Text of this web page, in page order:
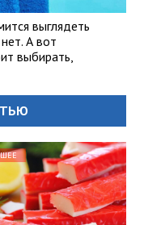
выглядеть
А вот
выбирать,